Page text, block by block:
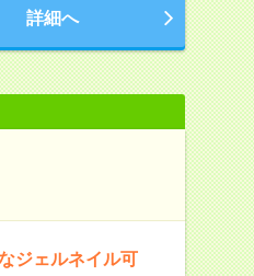
詳細へ
ジェルネイル可